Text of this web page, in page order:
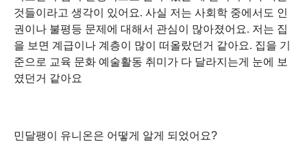
것들이라고 생각이 있어요. 사실 저는 사회학 중에서도 인
권이나 불평등 문제에 대해서 관심이 많아졌어요. 저는 집
을 보면 계급이나 계층이 많이 떠올랐던거 같아요. 집을 기
준으로 교육 문화 예술활동 취미가 다 달라지는게 눈에 보
였던거 같아요
민달팽이 유니온은 어떻게 알게 되었어요?